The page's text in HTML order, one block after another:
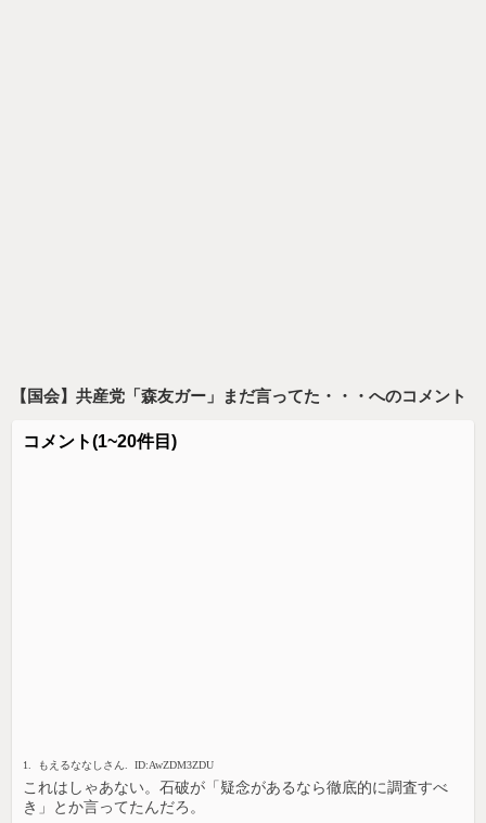
【国会】共産党「森友ガー」まだ言ってた・・・ へのコメント
コメント(1~20件目)
1. もえるななしさん. ID:AwZDM3ZDU
これはしゃあない。石破が「疑念があるなら徹底的に調査すべ
き」とか言ってたんだろ。